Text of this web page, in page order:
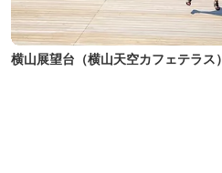
横山展望台（横山天空カフェテラス）